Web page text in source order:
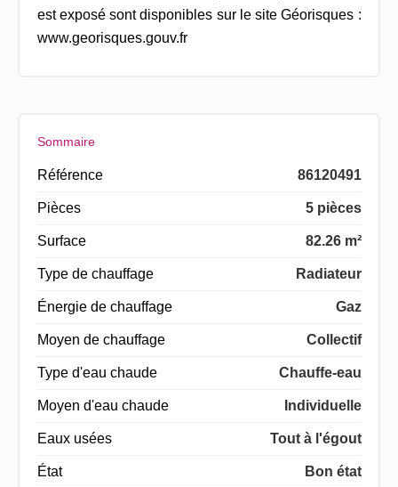
est exposé sont disponibles sur le site Géorisques :
www.georisques.gouv.fr
Sommaire
Référence 86120491
Pièces 5 pièces
Surface 82.26 m²
Type de chauffage Radiateur
Énergie de chauffage Gaz
Moyen de chauffage Collectif
Type d'eau chaude Chauffe-eau
Moyen d'eau chaude Individuelle
Eaux usées Tout à l'égout
État Bon état